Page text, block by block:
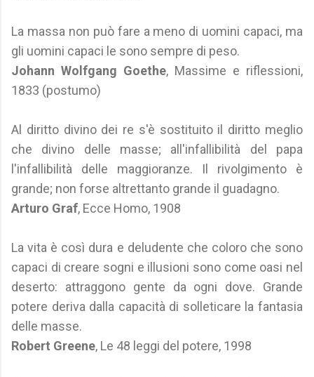
La massa non può fare a meno di uomini capaci, ma
gli uomini capaci le sono sempre di peso.
Johann Wolfgang Goethe, Massime e riflessioni,
1833 (postumo)
Al diritto divino dei re s'è sostituito il diritto meglio
che divino delle masse; all'infallibilità del papa
l'infallibilità delle maggioranze. Il rivolgimento è
grande; non forse altrettanto grande il guadagno.
Arturo Graf, Ecce Homo, 1908
La vita è così dura e deludente che coloro che sono
capaci di creare sogni e illusioni sono come oasi nel
deserto: attraggono gente da ogni dove. Grande
potere deriva dalla capacità di solleticare la fantasia
delle masse.
Robert Greene, Le 48 leggi del potere, 1998